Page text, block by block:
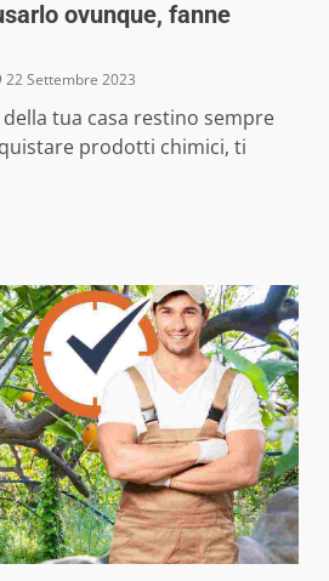
ovunque, fanne
22 Settembre 2023
tua casa restino sempre
prodotti chimici, ti